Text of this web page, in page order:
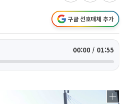
구글 선호매체 추가
00:00 / 01:55